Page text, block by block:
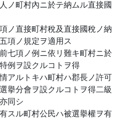
ノ町村內ニ於テ納ムル直接國
ノ直接町村稅及直接國稅ノ納
項ノ規定ヲ適用ス
七項ノ例ニ依リ難キ町村ニ於
例ヲ設クルコトヲ得
アルトキハ町村ハ郡長ノ許可
擧分會ヲ設クルコトヲ得二級
同シ
スル町村公民ハ被選擧權ヲ有